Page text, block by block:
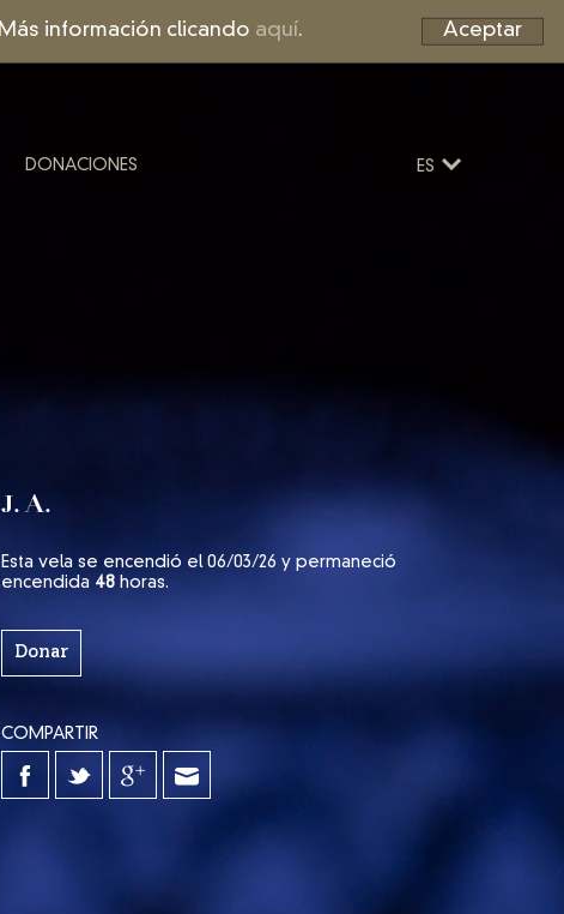
información clicando aquí. Aceptar
DONACIONES ES
J. A.
Esta vela se encendió el 06/03/26 y permaneció
encendida 48horas.
Donar
COMPARTIR